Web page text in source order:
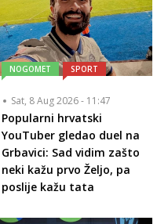
NOGOMET SPORT
Sat, 8 Aug 2026 - 11:47
Popularni hrvatski
YouTuber gledao duel na
Grbavici: Sad vidim zašto
neki kažu prvo Željo, pa
poslije kažu tata